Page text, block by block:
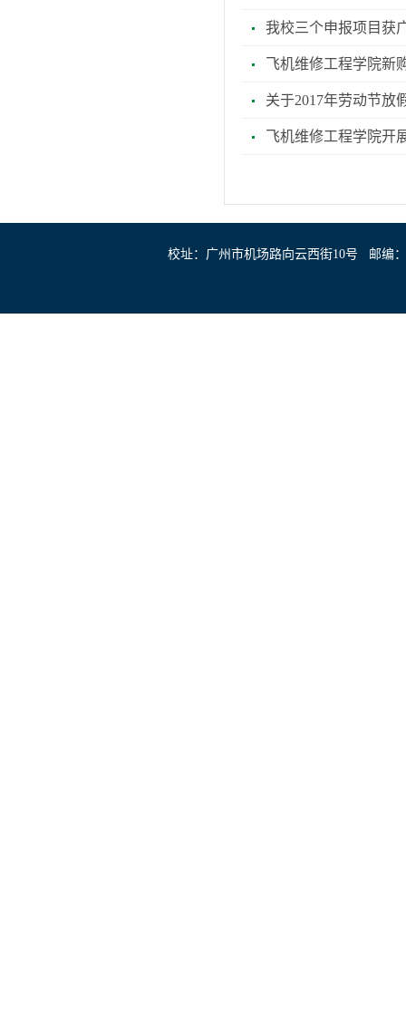
我校三个申报项目获
飞机维修工程学院新
关于2017年劳动节放
飞机维修工程学院开
校址：广州市机场路向云西街10号 邮编